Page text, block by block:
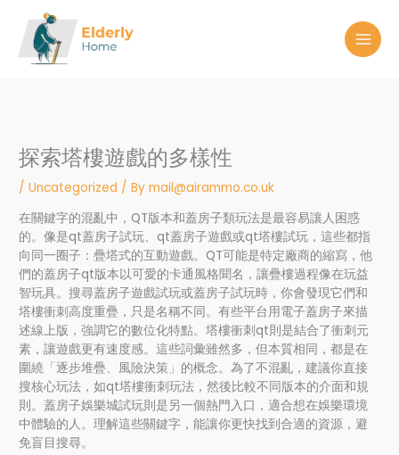
content
探索塔樓遊戲的多樣性
/Uncategorized / Bymail@airammo.co.uk
在關鍵字的混亂中，QT版本和蓋房子類玩法是最容易讓人困惑
的。像是qt蓋房子試玩、qt蓋房子遊戲或qt塔樓試玩，這些都指
向同一圈子：疊塔式的互動遊戲。QT可能是特定廠商的縮寫，他
們的蓋房子qt版本以可愛的卡通風格聞名，讓疊樓過程像在玩益
智玩具。搜尋蓋房子遊戲試玩或蓋房子試玩時，你會發現它們和
塔樓衝刺高度重疊，只是名稱不同。有些平台用電子蓋房子來描
述線上版，強調它的數位化特點。塔樓衝刺qt則是結合了衝刺元
素，讓遊戲更有速度感。這些詞彙雖然多，但本質相同，都是在
圍繞「逐步堆疊、風險決策」的概念。為了不混亂，建議你直接
搜核心玩法，如qt塔樓衝刺玩法，然後比較不同版本的介面和規
則。蓋房子娛樂城試玩則是另一個熱門入口，適合想在娛樂環境
中體驗的人。理解這些關鍵字，能讓你更快找到合適的資源，避
免盲目搜尋。